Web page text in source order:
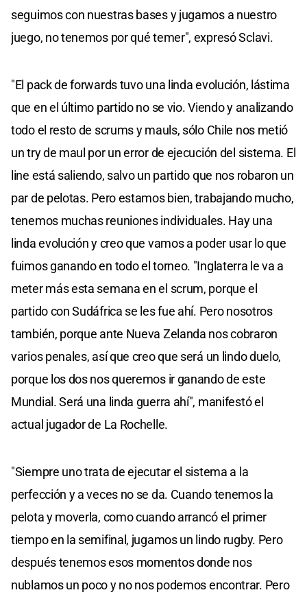
seguimos con nuestras bases y jugamos a nuestro
juego, no tenemos por qué temer", expresó Sclavi.
"El pack de forwards tuvo una linda evolución, lástima
que en el último partido no se vio. Viendo y analizando
todo el resto de scrums y mauls, sólo Chile nos metió
un try de maul por un error de ejecución del sistema. El
line está saliendo, salvo un partido que nos robaron un
par de pelotas. Pero estamos bien, trabajando mucho,
tenemos muchas reuniones individuales. Hay una
linda evolución y creo que vamos a poder usar lo que
fuimos ganando en todo el torneo. "Inglaterra le va a
meter más esta semana en el scrum, porque el
partido con Sudáfrica se les fue ahí. Pero nosotros
también, porque ante Nueva Zelanda nos cobraron
varios penales, así que creo que será un lindo duelo,
porque los dos nos queremos ir ganando de este
Mundial. Será una linda guerra ahí", manifestó el
actual jugador de La Rochelle.
"Siempre uno trata de ejecutar el sistema a la
perfección y a veces no se da. Cuando tenemos la
pelota y moverla, como cuando arrancó el primer
tiempo en la semifinal, jugamos un lindo rugby. Pero
después tenemos esos momentos donde nos
nublamos un poco y no nos podemos encontrar. Pero